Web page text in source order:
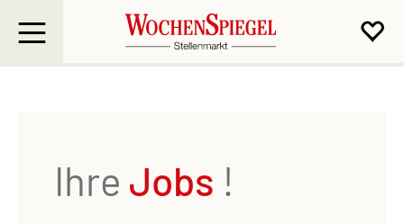
Ihre Jobs !